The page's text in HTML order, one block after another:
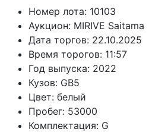
Номер лота: 10103
Аукцион: MIRIVE Saitama
Дата торгов: 22.10.2025
Время торогов: 11:57
Год выпуска: 2022
Кузов: GB5
Цвет: белый
Пробег: 53000
Комплектация: G